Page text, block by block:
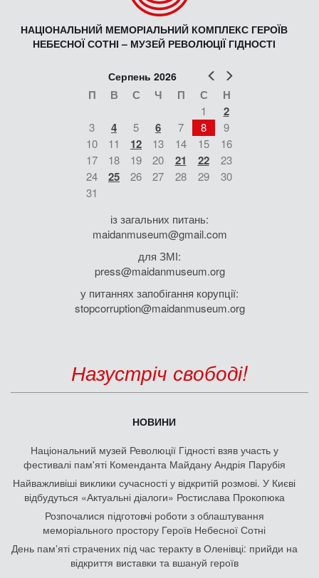
НАЦІОНАЛЬНИЙ МЕМОРІАЛЬНИЙ КОМПЛЕКС ГЕРОЇВ
НЕБЕСНОЇ СОТНІ – МУЗЕЙ РЕВОЛЮЦІЇ ГІДНОСТІ
Попер
Серпень 2026
П В С Ч П С Н
1 2
3 4 5 6 7 8
9
10
11 12 13 14 15
16
17
18 19 20 21 22
23
24
25 26 27 28 29
30
31
із загальних питань:
maidanmuseum@gmail.com
для ЗМІ:
press@maidanmuseum.org
у питаннях запобігання корупції:
stopcorruption@maidanmuseum.org
Назустріч свободі!
НОВИНИ
Національний музей Революції Гідності взяв участь у
фестивалі пам'яті Коменданта Майдану Андрія Парубія
Найважливіші виклики сучасності у відкритій розмові. У Києві
відбудуться «Актуальні діалоги» Ростислава Прокопюка
Розпочалися підготовчі роботи з облаштування
меморіального простору Героїв Небесної Сотні
День памʼяті страчених під час теракту в Оленівці: прийди на
відкриття виставки та вшануй героїв